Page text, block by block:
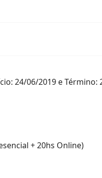
24/06/2019 e Término:
+ 20hs Online)